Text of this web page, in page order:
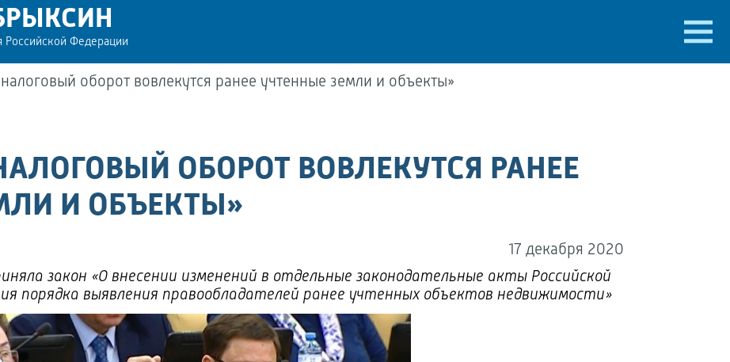
Российской Федерации
оборот вовлекутся ранее учтенные земли и объекты»
ОБОРОТ ВОВЛЕКУТСЯ РАНЕЕ
И ОБЪЕКТЫ»
17 декабря 2020
закон «О внесении изменений в отдельные законодательные акты Российской
порядка выявления правообладателей ранее учтенных объектов недвижимости»